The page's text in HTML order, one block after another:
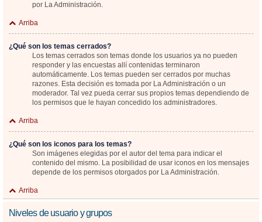
por La Administración.
Arriba
¿Qué son los temas cerrados?
Los temas cerrados son temas donde los usuarios ya no pueden
responder y las encuestas allí contenidas terminaron
automáticamente. Los temas pueden ser cerrados por muchas
razones. Esta decisión es tomada por La Administración o un
moderador. Tal vez pueda cerrar sus propios temas dependiendo de
los permisos que le hayan concedido los administradores.
Arriba
¿Qué son los iconos para los temas?
Son imágenes elegidas por el autor del tema para indicar el
contenido del mismo. La posibilidad de usar iconos en los mensajes
depende de los permisos otorgados por La Administración.
Arriba
Niveles de usuario y grupos